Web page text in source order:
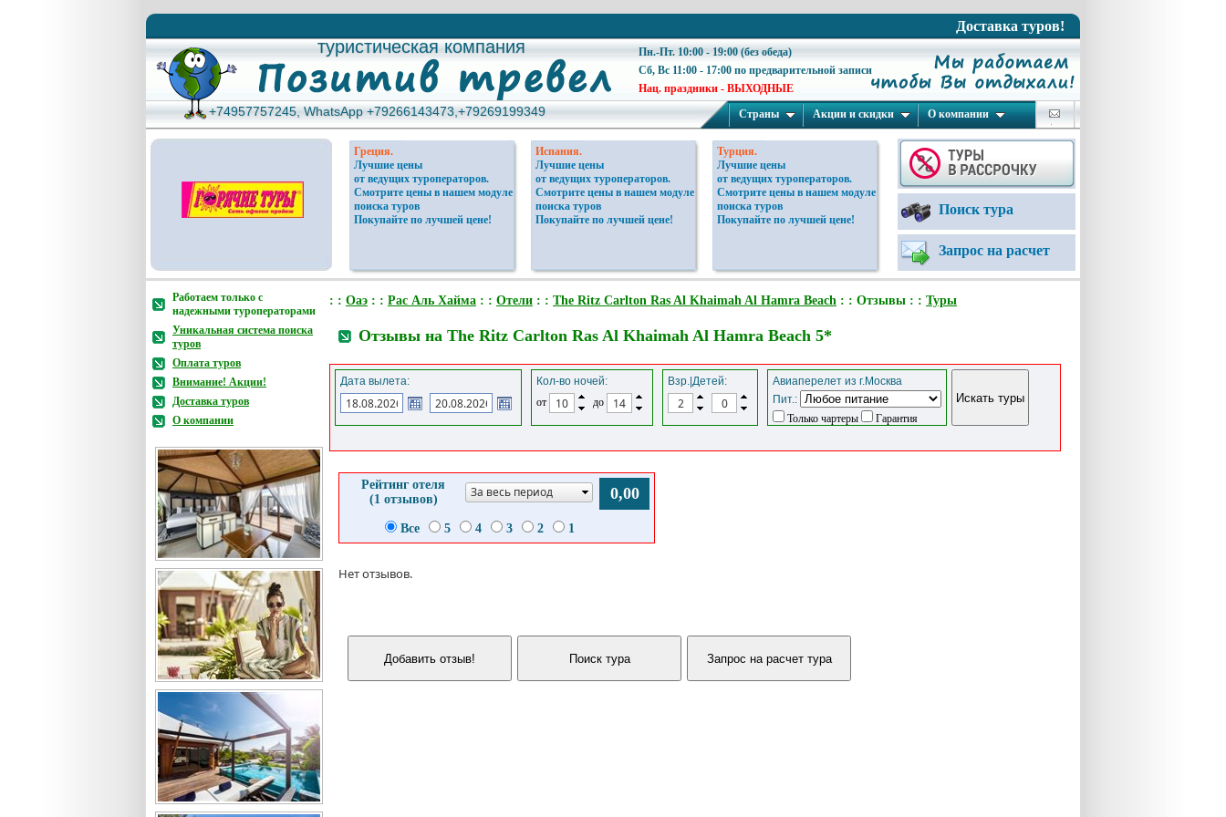
Доставка туров!
туристическая компания
туристическая компания
Пн.-Пт. 10:00 - 19:00 (без обеда)
Сб, Вс 11:00 - 17:00 по предварительной записи
Нац. праздники - ВЫХОДНЫЕ
+74957757245, WhatsApp +79266143473,+79269199349
+74957757245, WhatsApp +79266143473,+79269199349 Страны Акции и скидки О компании
Греция.
Лучшие цены
от ведущих туроператоров.
Смотрите цены в нашем модуле
поиска туров
Покупайте по лучшей цене!
Испания.
Лучшие цены
от ведущих туроператоров.
Смотрите цены в нашем модуле
поиска туров
Покупайте по лучшей цене!
Турция.
Лучшие цены
от ведущих туроператоров.
Смотрите цены в нашем модуле
поиска туров
Покупайте по лучшей цене!
Поиск тура
Запрос на расчет
Работаем только с
надежными туроператорами
Уникальная система поиска
туров
Оплата туров
Внимание! Акции!
Доставка туров
О компании
: : Оаэ : : Рас Аль Хайма : : Отели : : The Ritz Carlton Ras Al Khaimah Al Hamra Beach : : Отзывы : : Туры
Отзывы на The Ritz Carlton Ras Al Khaimah Al Hamra Beach 5*
Дата вылета:
Кол-во ночей:
от
до
Взр.|Детей:
Авиаперелет из г.Москва
Пит.:
Только чартеры
Гарантия
Рейтинг отеля
(1 отзывов)
За весь период 0,00
Все 5 4 3 2 1
Нет отзывов.